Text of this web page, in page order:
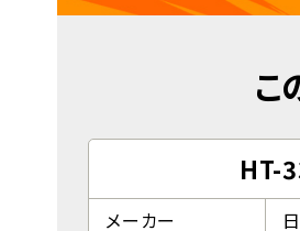
こ
HT-
メーカー